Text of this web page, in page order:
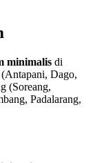
minimalis di
Dago,
(Soreang,
Padalarang,